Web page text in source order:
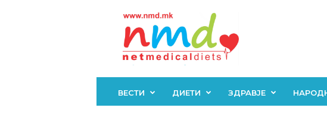
ВЕСТИ ДИЕТИ ЗДРАВЈЕ